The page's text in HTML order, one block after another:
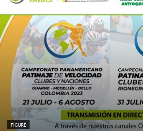
FIGURE